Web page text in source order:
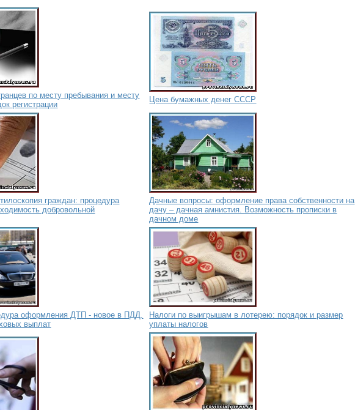
по месту пребывания и месту
регистрации
Цена бумажных денег СССР
граждан: процедура
добровольной
Дачные вопросы: оформление права собственности на
дачу – дачная амнистия. Возможность прописки в
дачном доме
оформления ДТП - новое в ПДД.
выплат
Налоги по выигрышам в лотерею: порядок и размер
уплаты налогов